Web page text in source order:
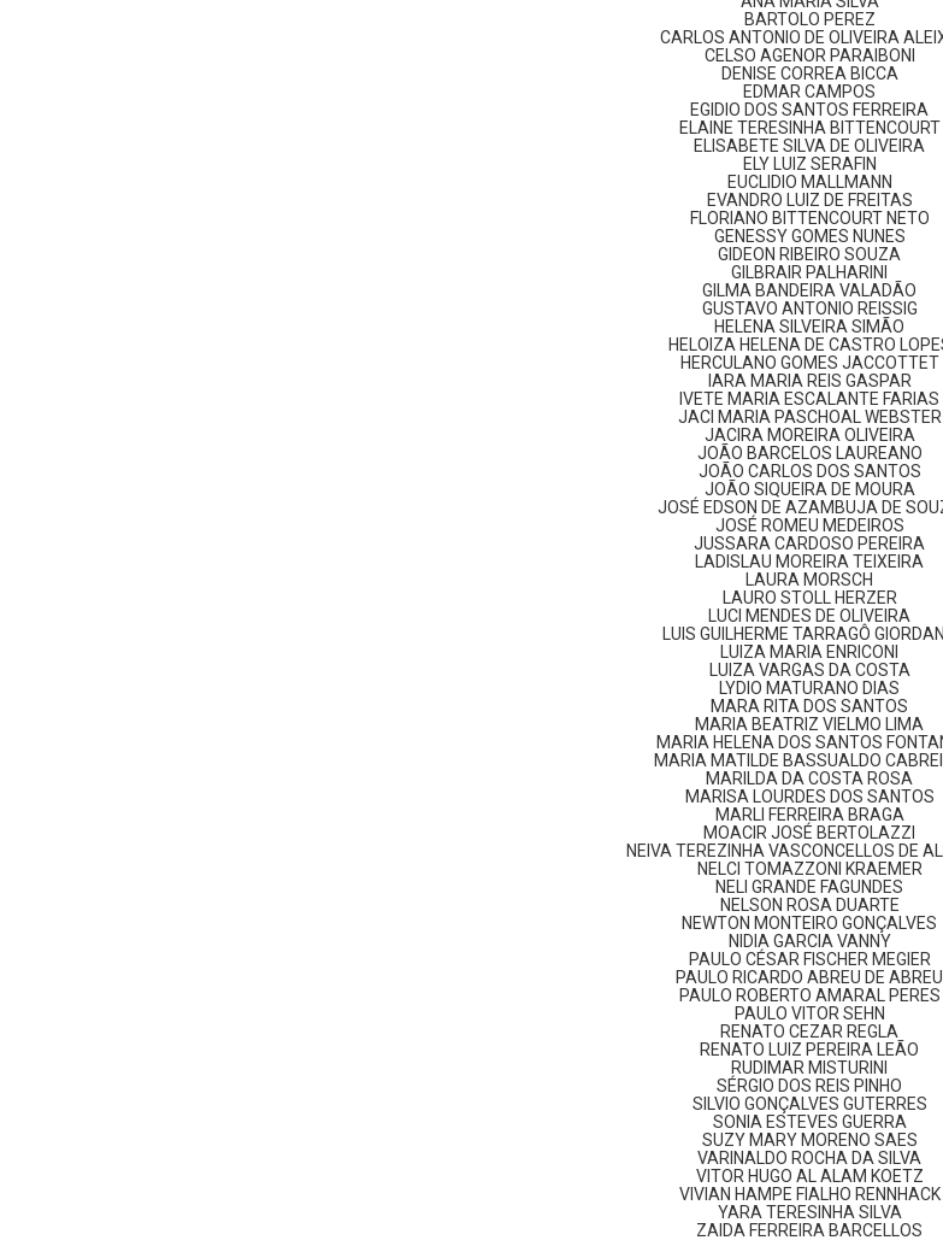
BARTOLO PEREZ
CARLOS ANTONIO DE OLIVEIRA
CELSO AGENOR PARAIBONI
DENISE CORREA BICCA
EDMAR CAMPOS
EGIDIO DOS SANTOS FERREIRA
ELAINE TERESINHA BITTENCOURT
ELISABETE SILVA DE OLIVEIRA
ELY LUIZ SERAFIN
EUCLIDIO MALLMANN
EVANDRO LUIZ DE FREITAS
FLORIANO BITTENCOURT NETO
GENESSY GOMES NUNES
GIDEON RIBEIRO SOUZA
GILBRAIR PALHARINI
GILMA BANDEIRA VALADÃO
GUSTAVO ANTONIO REISSIG
HELENA SILVEIRA SIMÃO
HELOIZA HELENA DE CASTRO
HERCULANO GOMES JACCOTTET
IARA MARIA REIS GASPAR
IVETE MARIA ESCALANTE FARIAS
JACI MARIA PASCHOAL WEBSTER
JACIRA MOREIRA OLIVEIRA
JOÃO BARCELOS LAUREANO
JOÃO CARLOS DOS SANTOS
JOÃO SIQUEIRA DE MOURA
JOSÉ EDSON DE AZAMBUJA DE
JOSÉ ROMEU MEDEIROS
JUSSARA CARDOSO PEREIRA
LADISLAU MOREIRA TEIXEIRA
LAURA MORSCH
LAURO STOLL HERZER
LUCI MENDES DE OLIVEIRA
LUIS GUILHERME TARRAGÔ
LUIZA MARIA ENRICONI
LUIZA VARGAS DA COSTA
LYDIO MATURANO DIAS
MARA RITA DOS SANTOS
MARIA BEATRIZ VIELMO LIMA
MARIA HELENA DOS SANTOS
MARIA MATILDE BASSUALDO
MARILDA DA COSTA ROSA
MARISA LOURDES DOS SANTOS
MARLI FERREIRA BRAGA
MOACIR JOSÉ BERTOLAZZI
NEIVA TEREZINHA VASCONCELLOS DE
NELCI TOMAZZONI KRAEMER
NELI GRANDE FAGUNDES
NELSON ROSA DUARTE
NEWTON MONTEIRO GONÇALVES
NIDIA GARCIA VANNY
PAULO CÉSAR FISCHER MEGIER
PAULO RICARDO ABREU DE ABREU
PAULO ROBERTO AMARAL PERES
PAULO VITOR SEHN
RENATO CEZAR REGLA
RENATO LUIZ PEREIRA LEÃO
RUDIMAR MISTURINI
SÉRGIO DOS REIS PINHO
SILVIO GONÇALVES GUTERRES
SONIA ESTEVES GUERRA
SUZY MARY MORENO SAES
VARINALDO ROCHA DA SILVA
VITOR HUGO AL ALAM KOETZ
VIVIAN HAMPE FIALHO RENNHACK
YARA TERESINHA SILVA
ZAIDA FERREIRA BARCELLOS